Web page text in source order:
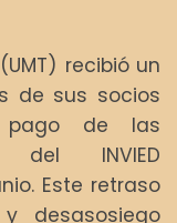
recibió un
de sus socios
de las
del INVIED
Este retraso
desasosiego